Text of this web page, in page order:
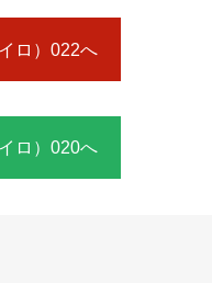
ロ）022へ
ロ）020へ